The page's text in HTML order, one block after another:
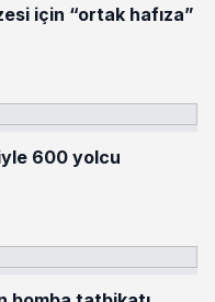
için “ortak hafıza”
600 yolcu